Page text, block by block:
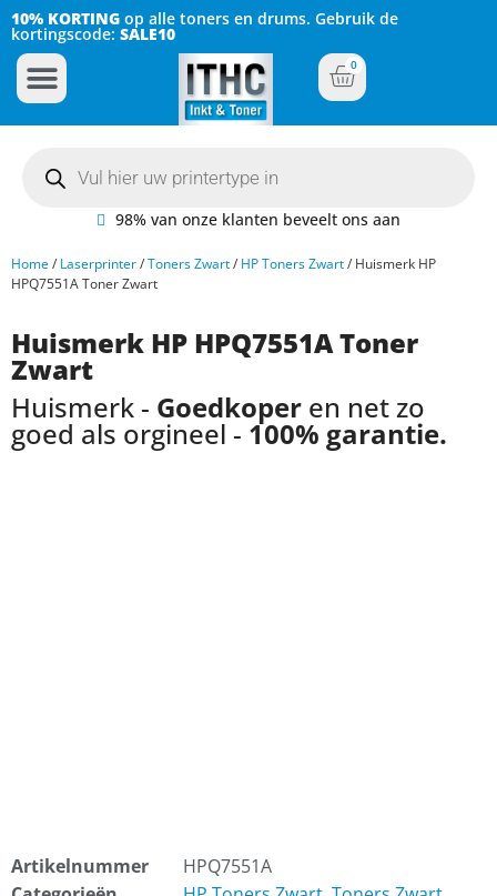
10% KORTING op alle toners en drums. Gebruik de
kortingscode: SALE10
0
98% van onze klanten beveelt ons aan
Home/ Laserprinter/Toners Zwart/ HP Toners Zwart/ Huismerk HP
HPQ7551A Toner Zwart
Huismerk HP HPQ7551A Toner
Zwart
Huismerk - Goedkoper en net zo
goed als orgineel - 100% garantie.
Artikelnummer
HPQ7551A